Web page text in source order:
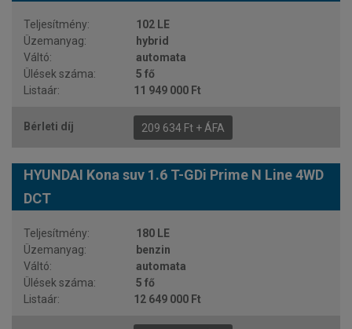
102 LE
hybrid
automata
5 fő
11 949 000 Ft
209 634 Ft + ÁFA
HYUNDAI Kona suv 1.6 T-GDi Prime N Line 4WD
DCT
180 LE
benzin
automata
5 fő
12 649 000 Ft